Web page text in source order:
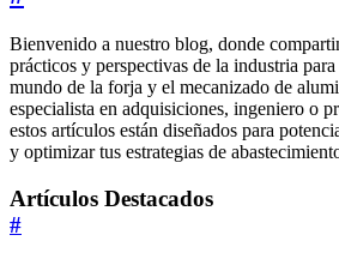
Bienvenido a nuestro blog, donde
prácticos y perspectivas de la industria
mundo de la forja y el mecanizado de
especialista en adquisiciones, ingeniero o
estos artículos están diseñados para
y optimizar tus estrategias de
Artículos Destacados
#